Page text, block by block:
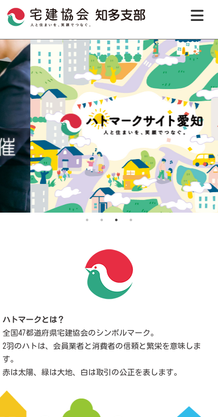
ハトマークとは？
全国47都道府県宅建協会のシンボルマーク。
2羽のハトは、会員業者と消費者の信頼と繁栄を意味しま
す。
赤は太陽、緑は大地、白は取引の公正を表します。